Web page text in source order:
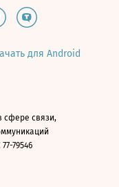
для Android
сфере связи,
79546